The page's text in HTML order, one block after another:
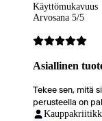
Käyttömukavuus
Arvosana 5/5
Asiallinen
Tekee sen, mitä
perusteella on